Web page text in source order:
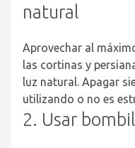
natural
Aprovechar al
las cortinas y
luz natural. Apagar
utilizando o no es
2. Usar